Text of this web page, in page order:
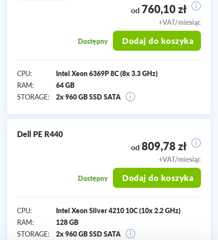
CPU:
Intel Xeon 6369P 8C (8x 3.3 GHz)
RAM:
64 GB
STORAGE:
2x 960 GB SSD SATA
od 760,10 zł
+VAT/miesiąc
Dostępny Dodaj do koszyka
Dell PE R440
CPU:
Intel Xeon Silver 4210 10C (10x 2.2 GHz)
RAM:
128 GB
STORAGE:
2x 960 GB SSD SATA
od 809,78 zł
+VAT/miesiąc
Dostępny Dodaj do koszyka